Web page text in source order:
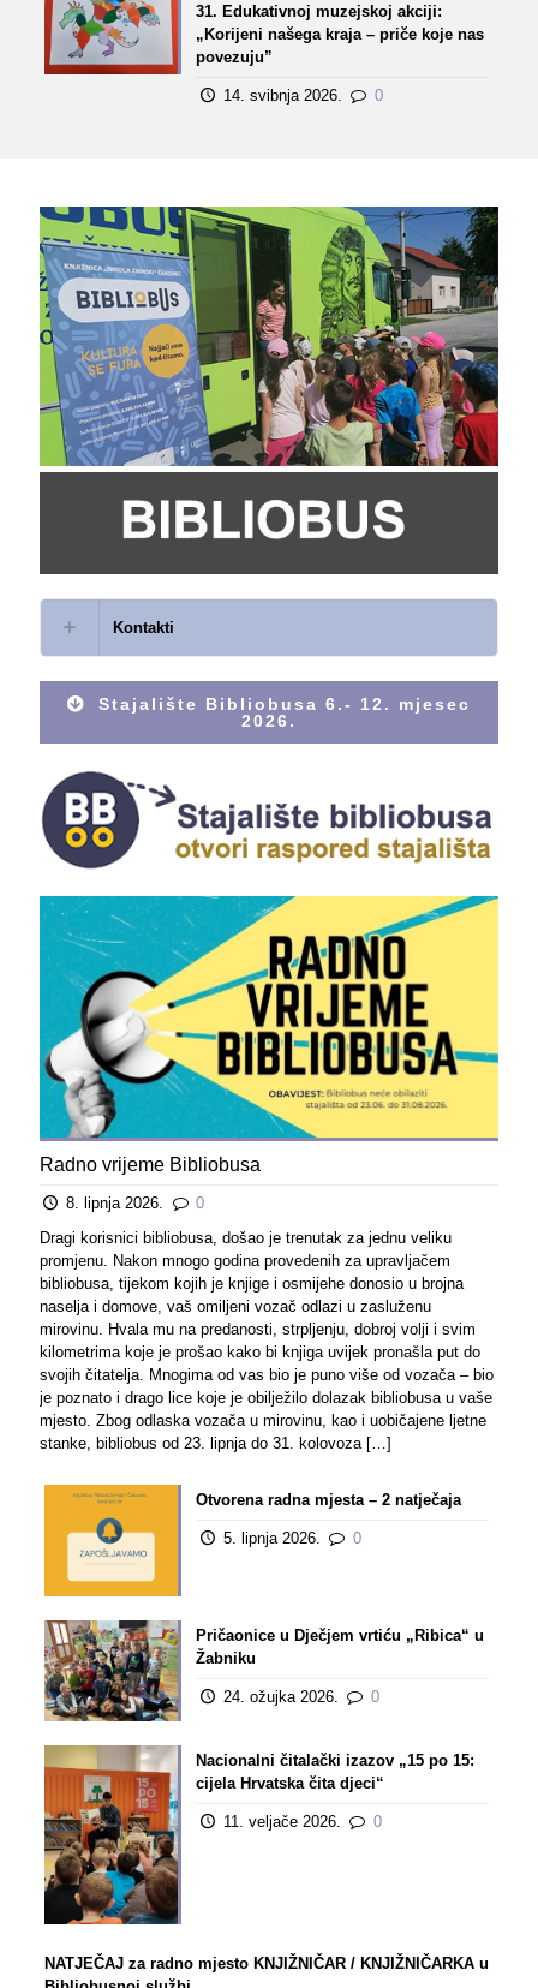
31. Edukativnoj muzejskoj akciji:
„Korijeni našega kraja – priče koje nas
povezuju”
14. svibnja 2026. 0
Kontakti
Stajalište Bibliobusa 6.- 12. mjesec
2026.
Radno vrijeme Bibliobusa
8. lipnja 2026.
0
Dragi korisnici bibliobusa, došao je trenutak za jednu veliku
promjenu. Nakon mnogo godina provedenih za upravljačem
bibliobusa, tijekom kojih je knjige i osmijehe donosio u brojna
naselja i domove, vaš omiljeni vozač odlazi u zasluženu
mirovinu. Hvala mu na predanosti, strpljenju, dobroj volji i svim
kilometrima koje je prošao kako bi knjiga uvijek pronašla put do
svojih čitatelja. Mnogima od vas bio je puno više od vozača – bio
je poznato i drago lice koje je obilježilo dolazak bibliobusa u vaše
mjesto. Zbog odlaska vozača u mirovinu, kao i uobičajene ljetne
stanke, bibliobus od 23. lipnja do 31. kolovoza […]
Otvorena radna mjesta – 2 natječaja
5. lipnja 2026. 0
Pričaonice u Dječjem vrtiću „Ribica“ u
Žabniku
24. ožujka 2026. 0
Nacionalni čitalački izazov „15 po 15:
cijela Hrvatska čita djeci“
11. veljače 2026. 0
NATJEČAJ za radno mjesto KNJIŽNIČAR / KNJIŽNIČARKA u